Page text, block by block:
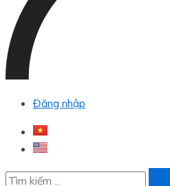
Đăng nhập